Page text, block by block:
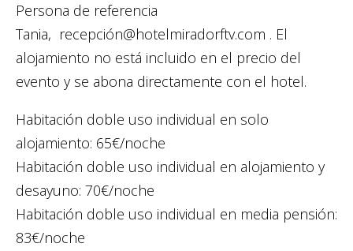
Persona de referencia
Tania, recepción@hotelmiradorftv.com . El
alojamiento no está incluido en el precio del
evento y se abona directamente con el hotel.
Habitación doble uso individual en solo
alojamiento: 65€/noche
Habitación doble uso individual en alojamiento y
desayuno: 70€/noche
Habitación doble uso individual en media pensión:
83€/noche